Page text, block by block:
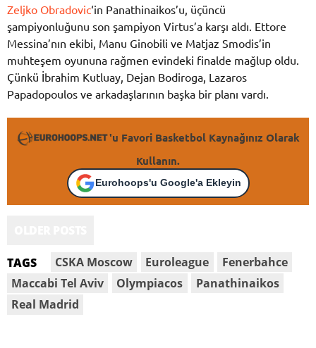
Zeljko Obradovic‘in Panathinaikos’u, üçüncü
şampiyonluğunu son şampiyon Virtus’a karşı aldı. Ettore
Messina’nın ekibi, Manu Ginobili ve Matjaz Smodis’in
muhteşem oyununa rağmen evindeki finalde mağlup oldu.
Çünkü İbrahim Kutluay, Dejan Bodiroga, Lazaros
Papadopoulos ve arkadaşlarının başka bir planı vardı.
'u Favori Basketbol Kaynağınız Olarak
Kullanın.
Eurohoops'u Google'a Ekleyin
TAGS CSKA Moscow Euroleague
Fenerbahce
Maccabi Tel Aviv
Olympiacos
Panathinaikos
Real Madrid